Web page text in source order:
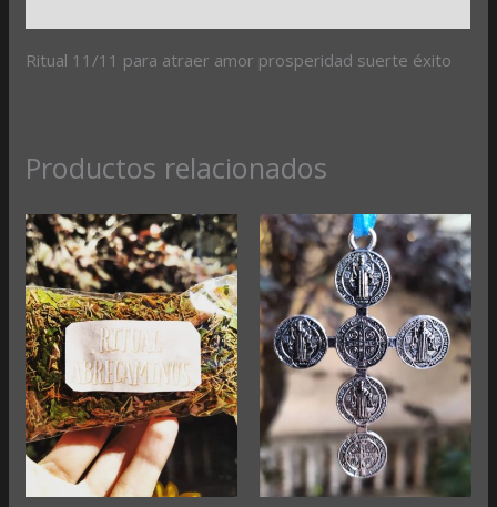
Ritual 11/11 para atraer amor prosperidad suerte éxito
Productos relacionados